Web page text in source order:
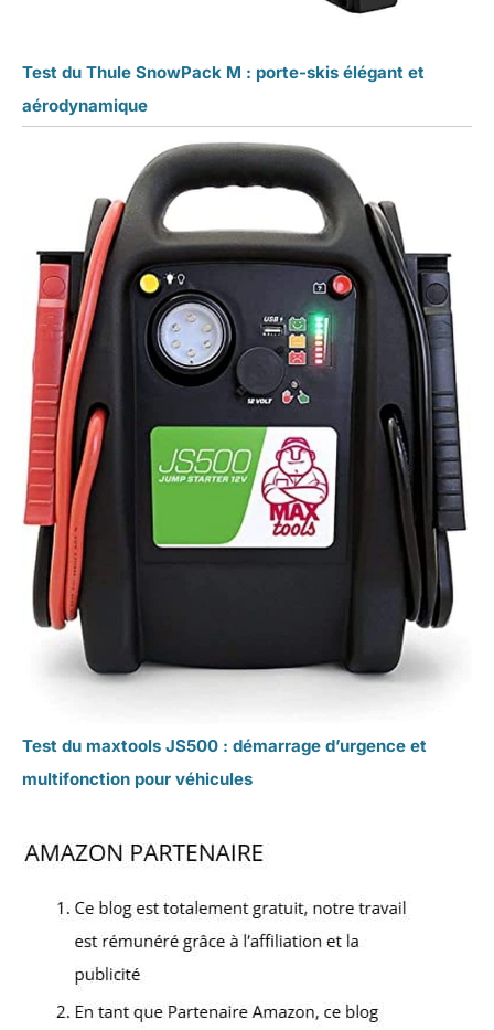
Test du Thule SnowPack M : porte-skis élégant et
aérodynamique
Test du maxtools JS500 : démarrage d’urgence et
multifonction pour véhicules